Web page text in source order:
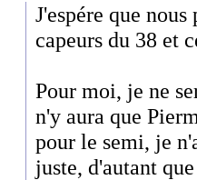
J'espére que
capeurs du 38 et
Pour moi, je ne
n'y aura que
pour le semi, je
juste, d'autant